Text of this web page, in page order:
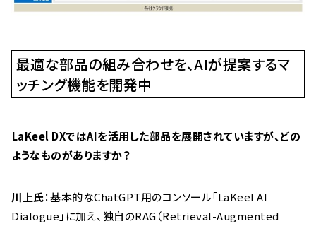
最適な部品の組み合わせを、AIが提案するマ
ッチング機能を開発中
――LaKeel DXではAIを活用した部品を展開されていますが、どの
ようなものがありますか？
川上氏：基本的なChatGPT用のコンソール「LaKeel AI
Dialogue」に加え、独自のRAG（Retrieval-Augmented